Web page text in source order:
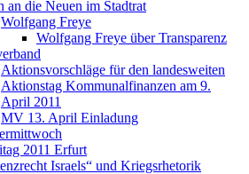
an die Neuen im Stadtrat
Wolfgang Freye
Wolfgang Freye über Transparenz
Aktionsvorschläge für den landesweiten
Aktionstag Kommunalfinanzen am 9.
April 2011
MV 13. April Einladung
2011 Erfurt
Israels“ und Kriegsrhetorik